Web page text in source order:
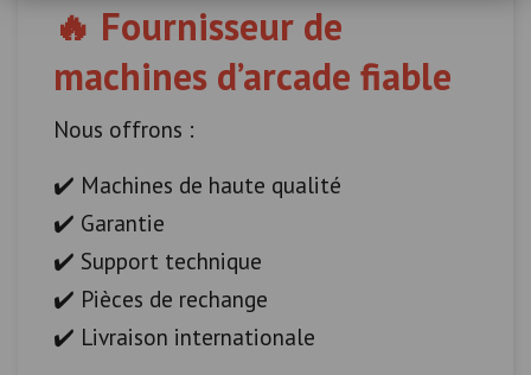
🔥 Fournisseur de
machines d’arcade fiable
Nous offrons :
✔️ Machines de haute qualité
✔️ Garantie
✔️ Support technique
✔️ Pièces de rechange
✔️ Livraison internationale